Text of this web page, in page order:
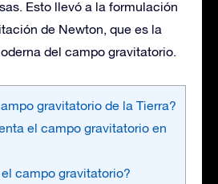
Esto llevó a la formulación
de Newton, que es la
del campo gravitatorio.
gravitatorio de la Tierra?
el campo gravitatorio en
campo gravitatorio?